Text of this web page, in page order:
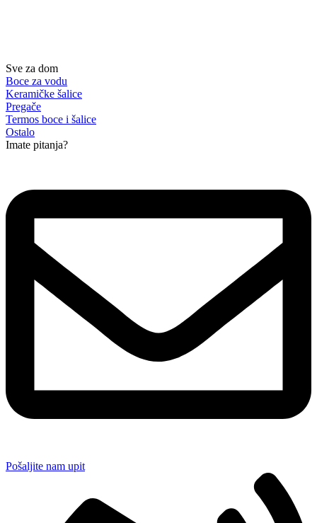
Sve za dom
Boce za vodu
Keramičke šalice
Pregače
Termos boce i šalice
Ostalo
Imate pitanja?
Pošaljite nam upit